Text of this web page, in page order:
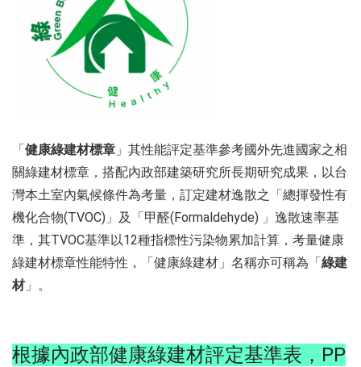
「 健康綠建材標章 」其性能評定基準參考國外先進國家之相
關綠建材標章，搭配內政部建築研究所長期研究成果，以台
灣本土室內氣候條件為考量，訂定建材逸散之「總揮發性有
機化合物(TVOC) 」及「甲醛(Formaldehyde) 」逸散速率基
準，其TVOC基準以12種指標性污染物累加計算，考量健康
綠建材標章性能特性，「健康綠建材」名稱亦可稱為「 綠建
材」。
根據內政部健康綠建材評定基準表 ， PP